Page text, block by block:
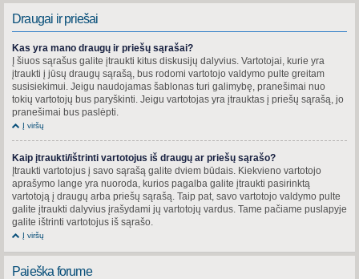
Draugai ir priešai
Kas yra mano draugų ir priešų sąrašai?
Į šiuos sąrašus galite įtraukti kitus diskusijų dalyvius. Vartotojai, kurie yra
įtraukti į jūsų draugų sąrašą, bus rodomi vartotojo valdymo pulte greitam
susisiekimui. Jeigu naudojamas šablonas turi galimybę, pranešimai nuo
tokių vartotojų bus paryškinti. Jeigu vartotojas yra įtrauktas į priešų sąrašą, jo
pranešimai bus paslėpti.
Į viršų
Kaip įtraukti/ištrinti vartotojus iš draugų ar priešų sąrašo?
Įtraukti vartotojus į savo sąrašą galite dviem būdais. Kiekvieno vartotojo
aprašymo lange yra nuoroda, kurios pagalba galite įtraukti pasirinktą
vartotoją į draugų arba priešų sąrašą. Taip pat, savo vartotojo valdymo pulte
galite įtraukti dalyvius įrašydami jų vartotojų vardus. Tame pačiame puslapyje
galite ištrinti vartotojus iš sąrašo.
Į viršų
Paieška forume